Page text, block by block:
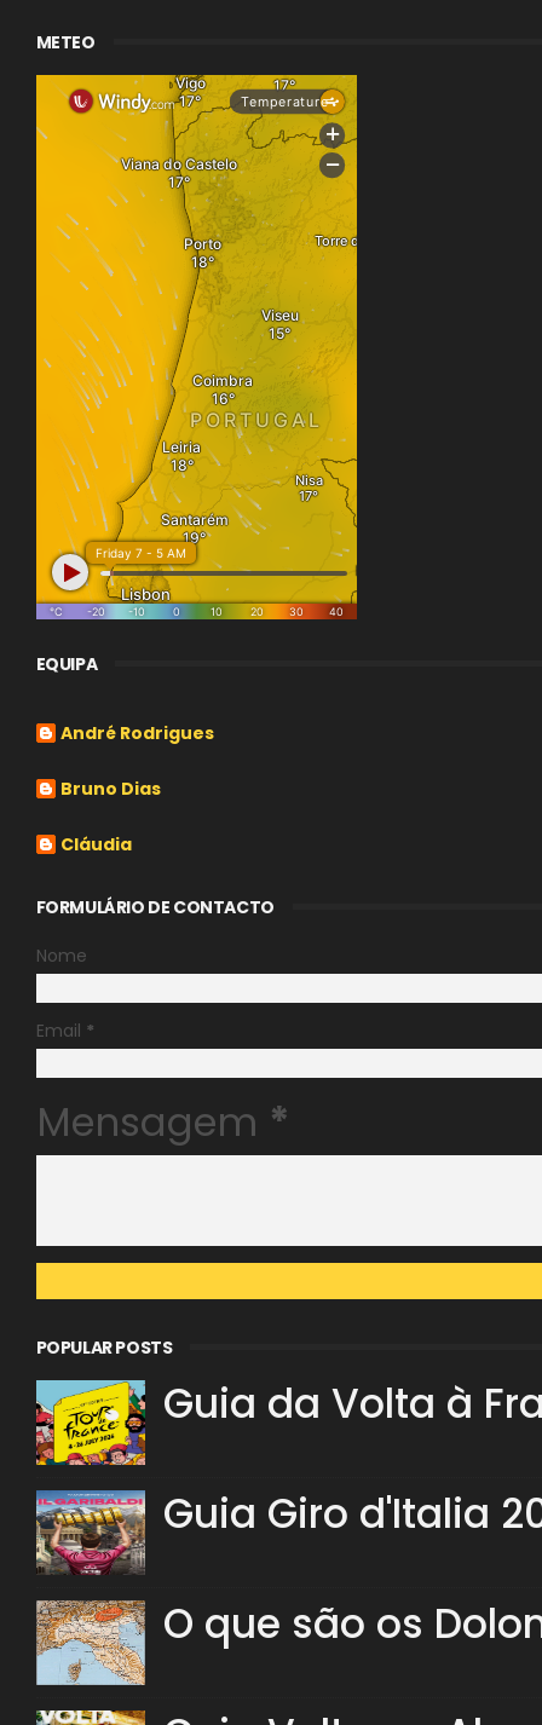
METEO
EQUIPA
André Rodrigues
Bruno Dias
Cláudia
FORMULÁRIO DE CONTACTO
Nome
Email *
Mensagem *
POPULAR POSTS
Guia da Volta à
Guia Giro d'Italia
O que são os